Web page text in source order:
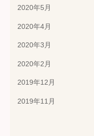
2020年5月
2020年4月
2020年3月
2020年2月
2019年12月
2019年11月